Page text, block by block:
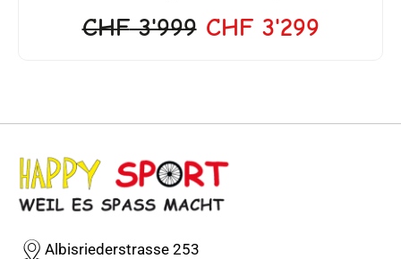
CHF3'999 CHF3'299
Albisriederstrasse 253